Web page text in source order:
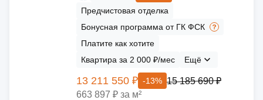
Предчистовая отделка
Бонусная программа от ГК ФСК
Платите как хотите
Квартира за 2 000 ₽/мес
Ещё
13 211 550 ₽ -13% 15 185 690 ₽
663 897 ₽ за м²